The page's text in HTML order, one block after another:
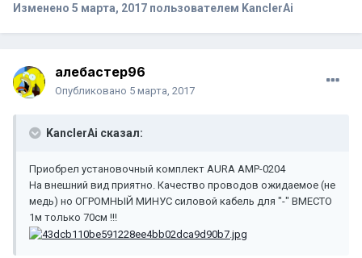
Изменено 5 марта, 2017 пользователем KanclerAi
алебастер96
Опубликовано 5 марта, 2017
KanclerAi сказал:
Приобрел установочный комплект AURA AMP-0204
На внешний вид приятно. Качество проводов ожидаемое (не
медь) но ОГРОМНЫЙ МИНУС силовой кабель для "-" ВМЕСТО
1м только 70см !!!